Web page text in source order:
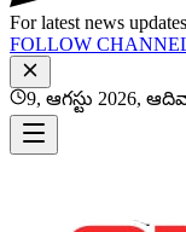
For latest news
FOLLOW
9, ఆగస్టు 2026,